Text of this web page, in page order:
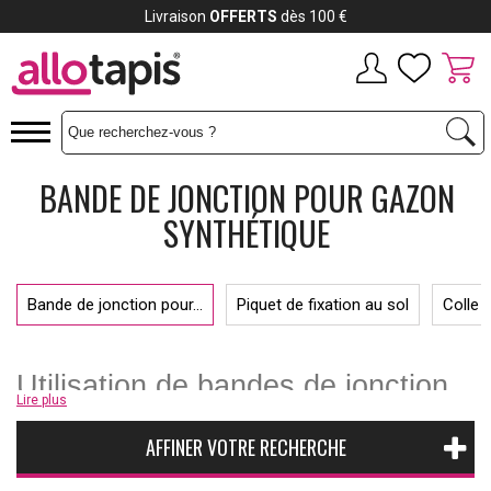
BANDE DE JONCTION POUR GAZON
SYNTHÉTIQUE
Bande de jonction pour... Piquet de fixation au sol Colle
Utilisation de bandes de jonction
Afin d’installer dugazon synthétiquesur un sol solide, il est nécessaire
bande de jonction. Pour une installation sur un sol, plus
meuble, plusieurs options sont disponibles, notamment une bande de
jonction, des agrafes pourpelouse artificielleou même des clous. Notre
Lire plus
AFFINER VOTRE RECHERCHE
Livraison OFFERTS dès 100 €